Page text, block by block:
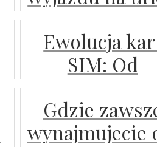
pamiętać?
Ewolucja
SIM: Od
rozwiązań
eSIM
Gdzie
wynajmujecie